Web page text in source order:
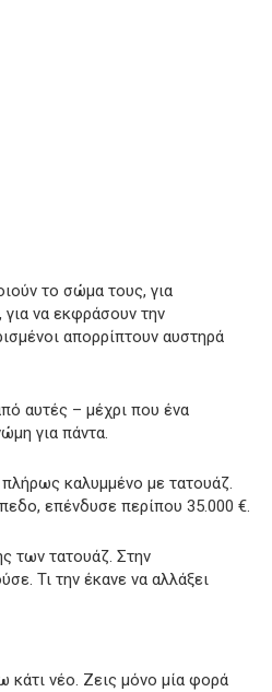
το σώμα τους, για
να εκφράσουν την
απορρίπτουν αυστηρά
αυτές – μέχρι που ένα
για πάντα.
καλυμμένο με τατουάζ.
επένδυσε περίπου 35.000 €.
των τατουάζ. Στην
Τι την έκανε να αλλάξει
νέο. Ζεις μόνο μία φορά